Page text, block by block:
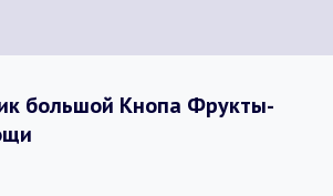
большой Кнопа Фрукты-